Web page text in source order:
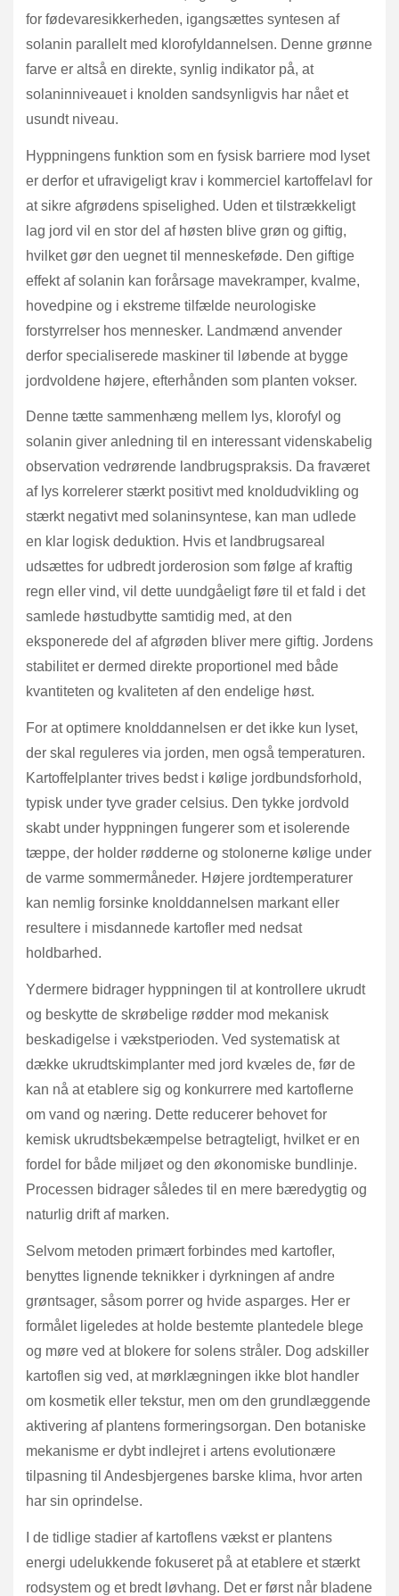
for fødevaresikkerheden, igangsættes syntesen af
solanin parallelt med klorofyldannelsen. Denne grønne
farve er altså en direkte, synlig indikator på, at
solaninniveauet i knolden sandsynligvis har nået et
usundt niveau.
Hyppningens funktion som en fysisk barriere mod lyset
er derfor et ufravigeligt krav i kommerciel kartoffelavl for
at sikre afgrødens spiselighed. Uden et tilstrækkeligt
lag jord vil en stor del af høsten blive grøn og giftig,
hvilket gør den uegnet til menneskeføde. Den giftige
effekt af solanin kan forårsage mavekramper, kvalme,
hovedpine og i ekstreme tilfælde neurologiske
forstyrrelser hos mennesker. Landmænd anvender
derfor specialiserede maskiner til løbende at bygge
jordvoldene højere, efterhånden som planten vokser.
Denne tætte sammenhæng mellem lys, klorofyl og
solanin giver anledning til en interessant videnskabelig
observation vedrørende landbrugspraksis. Da fraværet
af lys korrelerer stærkt positivt med knoldudvikling og
stærkt negativt med solaninsyntese, kan man udlede
en klar logisk deduktion. Hvis et landbrugsareal
udsættes for udbredt jorderosion som følge af kraftig
regn eller vind, vil dette uundgåeligt føre til et fald i det
samlede høstudbytte samtidig med, at den
eksponerede del af afgrøden bliver mere giftig. Jordens
stabilitet er dermed direkte proportionel med både
kvantiteten og kvaliteten af den endelige høst.
For at optimere knolddannelsen er det ikke kun lyset,
der skal reguleres via jorden, men også temperaturen.
Kartoffelplanter trives bedst i kølige jordbundsforhold,
typisk under tyve grader celsius. Den tykke jordvold
skabt under hyppningen fungerer som et isolerende
tæppe, der holder rødderne og stolonerne kølige under
de varme sommermåneder. Højere jordtemperaturer
kan nemlig forsinke knolddannelsen markant eller
resultere i misdannede kartofler med nedsat
holdbarhed.
Ydermere bidrager hyppningen til at kontrollere ukrudt
og beskytte de skrøbelige rødder mod mekanisk
beskadigelse i vækstperioden. Ved systematisk at
dække ukrudtskimplanter med jord kvæles de, før de
kan nå at etablere sig og konkurrere med kartoflerne
om vand og næring. Dette reducerer behovet for
kemisk ukrudtsbekæmpelse betragteligt, hvilket er en
fordel for både miljøet og den økonomiske bundlinje.
Processen bidrager således til en mere bæredygtig og
naturlig drift af marken.
Selvom metoden primært forbindes med kartofler,
benyttes lignende teknikker i dyrkningen af andre
grøntsager, såsom porrer og hvide asparges. Her er
formålet ligeledes at holde bestemte plantedele blege
og møre ved at blokere for solens stråler. Dog adskiller
kartoflen sig ved, at mørklægningen ikke blot handler
om kosmetik eller tekstur, men om den grundlæggende
aktivering af plantens formeringsorgan. Den botaniske
mekanisme er dybt indlejret i artens evolutionære
tilpasning til Andesbjergenes barske klima, hvor arten
har sin oprindelse.
I de tidlige stadier af kartoflens vækst er plantens
energi udelukkende fokuseret på at etablere et stærkt
rodsystem og et bredt løvhang. Det er først når bladene